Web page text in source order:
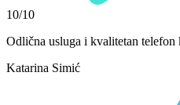
10/10
Odlična usluga i kvalitetan
Katarina Simić